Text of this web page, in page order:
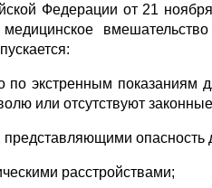
Федерации от 21
экстренным показаниям
или отсутствуют
опасность
расстройствами;